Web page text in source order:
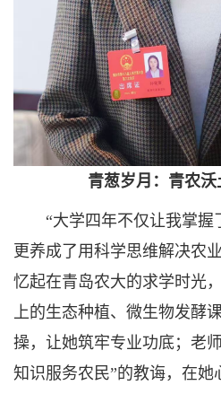
青葱岁月：青农
“大学四年不仅让我掌握
更养成了用科学思维解决农
忆起在青岛农大的求学时光
上的生态种植、微生物发酵
操，让她筑牢专业功底；老
知识服务农民”的教诲，在她